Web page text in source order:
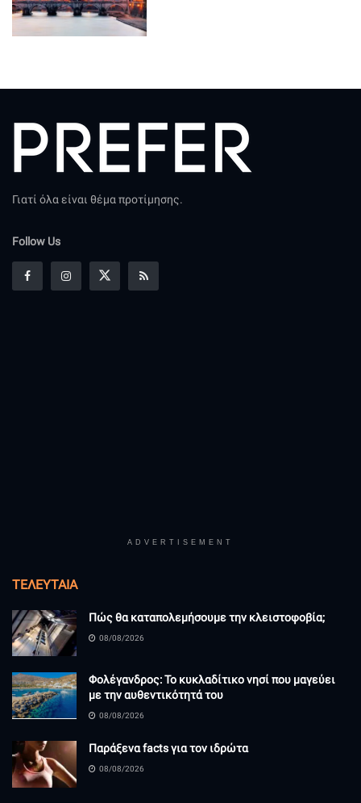
Γιατί όλα είναι θέμα προτίμησης.
Follow Us
ADVERTISEMENT
ΤΕΛΕΥΤΑΊΑ
Πώς θα καταπολεμήσουμε την κλειστοφοβία;
08/08/2026
Φολέγανδρος: Το κυκλαδίτικο νησί που μαγεύει
με την αυθεντικότητά του
08/08/2026
Παράξενα facts για τον ιδρώτα
08/08/2026